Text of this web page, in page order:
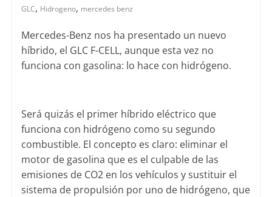
GLC, Hidrogeno, mercedes benz
Mercedes-Benz nos ha presentado un nuevo
híbrido, el GLC F-CELL, aunque esta vez no
funciona con gasolina: lo hace con hidrógeno.
Será quizás el primer híbrido eléctrico que
funciona con hidrógeno como su segundo
combustible. El concepto es claro: eliminar el
motor de gasolina que es el culpable de las
emisiones de CO2 en los vehículos y sustituir el
sistema de propulsión por uno de hidrógeno, que